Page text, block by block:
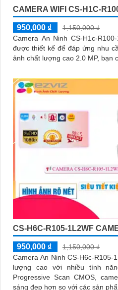
CAMERA WIFI CS-H1C-
950,000 ₫
1,150,000 ₫
Camera An Ninh CS-H1c-
được thiết kế để đáp ứng nhu cầu
ảnh chất lượng cao 2.0 MP, bạn
CS-H6C-R105-1L2WF
950,000 ₫
1,150,000 ₫
Camera An Ninh CS-H6c-R105-
lượng cao với nhiều tính năng ưu
Progressive Scan CMOS,
sáng đẹp hơn so với các sản